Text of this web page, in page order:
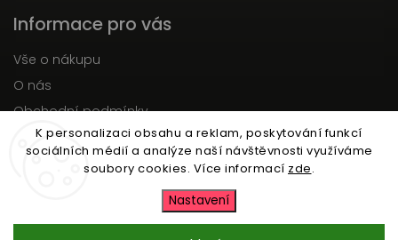
K personalizaci obsahu a reklam, poskytování funkcí
sociálních médií a analýze naší návštěvnosti využíváme
soubory cookies. Více informací zde.
Nastavení
Informace pro vás
Vše o nákupu
O nás
Obchodní podmínky
Podmínky ochrany osobních údajů
Moje objednávka
Copyright 2026Zartu.cz. Všechna práva vyhrazena.